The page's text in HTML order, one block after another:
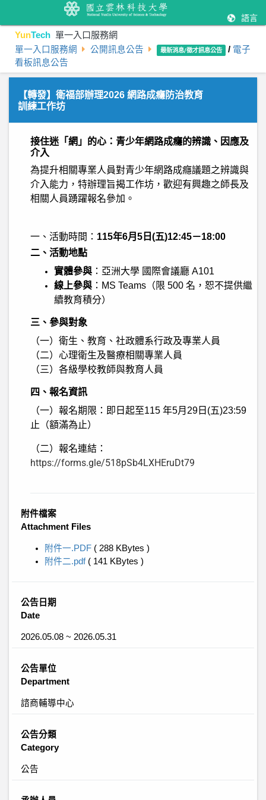
語言
YunTech 單一入口服務網
單一入口服務網 公開訊息公告 最新消息/徵才訊息公告 / 電子
看板訊息公告
【轉發】衛福部辦理2026 網路成癮防治教育
訓練工作坊
接住迷「網」的心：青少年網路成癮的辨識、因應及
介入
為提升相關專業人員對青少年網路成癮議題之辨識與
介入能力，特辦理旨揭工作坊，歡迎有興趣之師長及
相關人員踴躍報名參加。
一、活動時間： 115年6月5日(五)12:45－18:00
二、活動地點
實體參與 ： 亞洲大學 國際會議廳 A101
線上參與 ：MS Teams（限 500 名，恕不提供繼
續教育積分）
三、參與對象
（一）衛生、教育、社政體系行政及專業人員
（二）心理衛生及醫療相關專業人員
（三）各級學校教師與教育人員
四、報名資訊
（一）報名期限：即日起至115 年5月29日(五)23:59
止（額滿為止）
（二）報名連結：
https://forms.gle/518pSb4LXHEruDt79
附件檔案
Attachment Files
附件一.PDF ( 288 KBytes )
附件二.pdf ( 141 KBytes )
公告日期
Date
2026.05.08 ~ 2026.05.31
公告單位
Department
諮商輔導中心
公告分類
Category
公告